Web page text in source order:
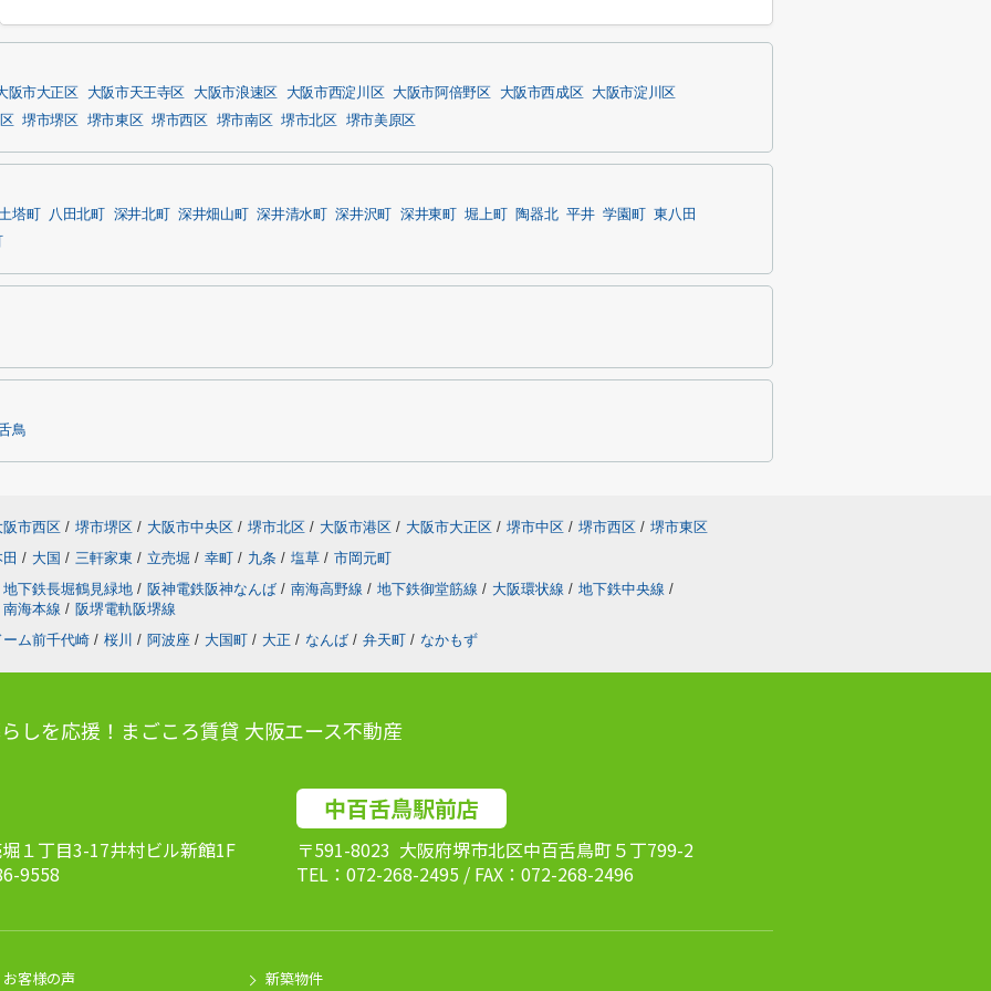
阪市大正区 大阪市天王寺区 大阪市浪速区 大阪市西淀川区 大阪市阿倍野区 大阪市西成区
大阪市淀川区
堺市堺区 堺市東区 堺市西区 堺市南区 堺市北区 堺市美原区
塔町 八田北町 深井北町 深井畑山町 深井清水町 深井沢町 深井東町 堀上町 陶器北 平井 学園町
東八田
鳥
阪市西区 / 堺市堺区 / 大阪市中央区 / 堺市北区 / 大阪市港区 / 大阪市大正区 / 堺市中区 / 堺市西区 / 堺市東区
/ 大国 / 三軒家東 / 立売堀 / 幸町 / 九条 / 塩草 / 市岡元町
地下鉄長堀鶴見緑地 / 阪神電鉄阪神なんば / 南海高野線 / 地下鉄御堂筋線 / 大阪環状線 / 地下鉄中央線 /
南海本線 / 阪堺電軌阪堺線
ーム前千代崎 / 桜川 / 阿波座 / 大国町 / 大正 / なんば / 弁天町 / なかもず
しを応援！まごころ賃貸 大阪エース不動産
１丁目3-17井村ビル新館1F
9558
中百舌鳥駅前店
〒591-8023 大阪府堺市北区中百舌鳥町５丁799-2
TEL：072-268-2495 / FAX：072-268-2496
お客様の声 新築物件